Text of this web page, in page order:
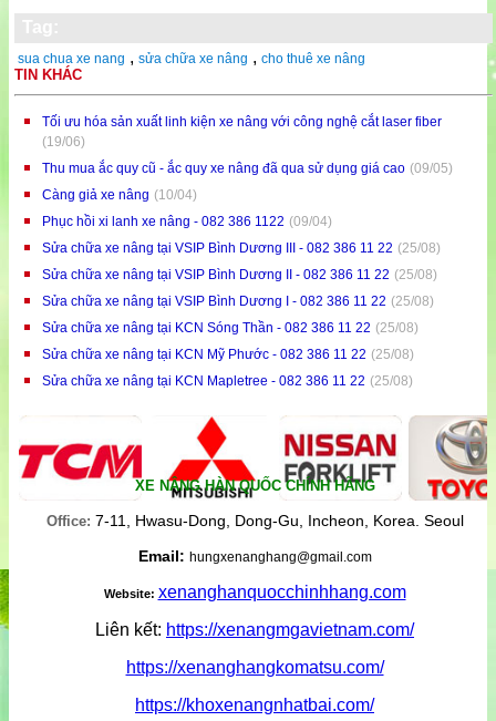
sua chua xe nang , sửa chữa xe nâng , cho thuê xe nâng
TIN KHÁC
Tối ưu hóa sản xuất linh kiện xe nâng với công nghệ cắt laser fiber
(19/06)
Thu mua ắc quy cũ - ắc quy xe nâng đã qua sử dụng giá cao (09/05)
Càng giả xe nâng (10/04)
Phục hồi xi lanh xe nâng - 082 386 1122 (09/04)
Sửa chữa xe nâng tại VSIP Bình Dương III - 082 386 11 22 (25/08)
Sửa chữa xe nâng tại VSIP Bình Dương II - 082 386 11 22 (25/08)
Sửa chữa xe nâng tại VSIP Bình Dương I - 082 386 11 22 (25/08)
Sửa chữa xe nâng tại KCN Sóng Thần - 082 386 11 22 (25/08)
Sửa chữa xe nâng tại KCN Mỹ Phước - 082 386 11 22 (25/08)
Sửa chữa xe nâng tại KCN Mapletree - 082 386 11 22 (25/08)
XE NÂNG HÀN QUỐC CHÍNH HÃNG
Office: 7-11, Hwasu-Dong, Dong-Gu, Incheon, Korea. Seoul
Email: hungxenanghang@gmail.com
Website: xenanghanquocchinhhang.com
Liên kết: https://xenangmgavietnam.com/
https://xenanghangkomatsu.com/
https://khoxenangnhatbai.com/